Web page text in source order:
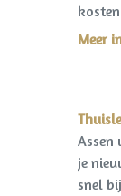
Meer
Assen
je
snel